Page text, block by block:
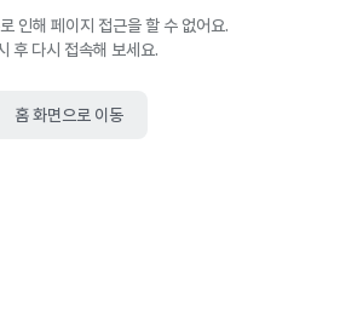
인해 페이지 접근을 할 수 없어요.
후 다시 접속해 보세요.
홈 화면으로 이동